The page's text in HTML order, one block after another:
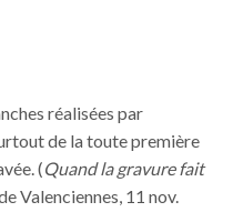
réalisées par
de la toute première
(Quand la gravure fait
Valenciennes, 11 nov.